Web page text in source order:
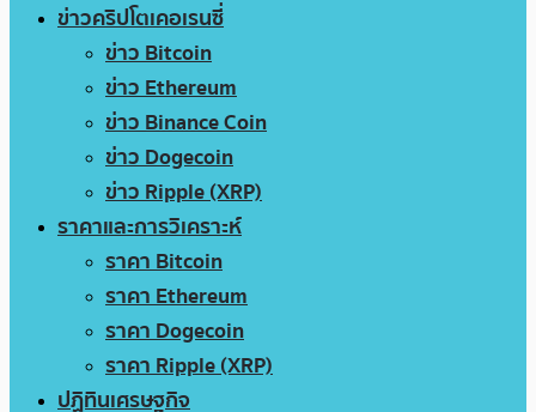
ข่าวคริปโตเคอเรนซี่
ข่าว Bitcoin
ข่าว Ethereum
ข่าว Binance Coin
ข่าว Dogecoin
ข่าว Ripple (XRP)
ราคาและการวิเคราะห์
ราคา Bitcoin
ราคา Ethereum
ราคา Dogecoin
ราคา Ripple (XRP)
ปฏิทินเศรษฐกิจ